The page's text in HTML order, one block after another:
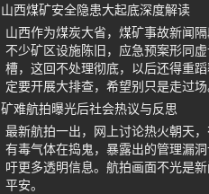
山西煤矿安全隐患大起底深度解读
山西作为煤炭大省，煤矿事故新闻
不少矿区设施陈旧，应急预案形同
槽，这回不处理彻底，以后还得重
定要开展大排查，希望别只是走过
矿难航拍曝光后社会热议与反思
最新航拍一出，网上讨论热火朝天
有毒气体在捣鬼，暴露出的管理漏
吁更多透明信息。航拍画面不光是
平安。